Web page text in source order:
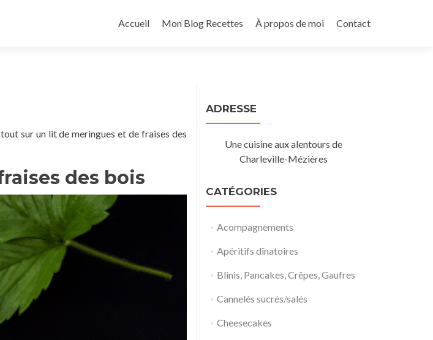
au
Accueil Mon Blog Recettes À propos de moi Contact
sur un lit de meringues et de fraises des
des bois
ADRESSE
Une cuisine aux alentours de
Charleville-Mézières
CATÉGORIES
Acompagnements
Apéritifs dînatoires
Blinis, Pancakes, Crêpes, Gaufres
Cannelés sucrés/salés
Cheesecakes